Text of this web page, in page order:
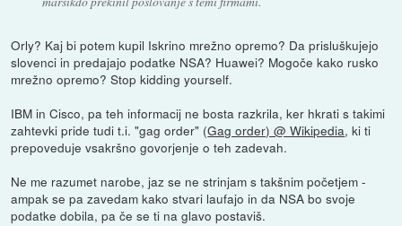
Orly? Kaj bi potem kupil Iskrino mrežno opremo? Da prisluškujejo
slovenci in predajajo podatke NSA? Huawei? Mogoče kako rusko
mrežno opremo? Stop kidding yourself.
IBM in Cisco, pa teh informacij ne bosta razkrila, ker hkrati s takimi
zahtevki pride tudi t.i. "gag order" (Gag order) @ Wikipedia, ki ti
prepoveduje vsakršno govorjenje o teh zadevah.
Ne me razumet narobe, jaz se ne strinjam s takšnim početjem -
ampak se pa zavedam kako stvari laufajo in da NSA bo svoje
podatke dobila, pa če se ti na glavo postaviš.